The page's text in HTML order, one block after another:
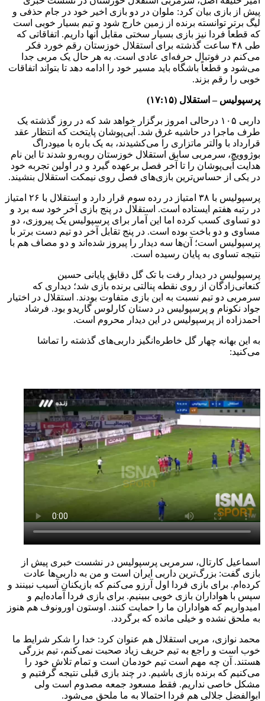
پیش از بازی بیان کرد: ملوان در دو بازی اخیر خود در جام حذفی و
لیگ برتر توانسته برنده از زمین خارج شود و تیم بسیار خوبی است
که قطعاً فردا نیز بازی بسیار سختی مقابل آنها داریم. اتفاقاتی که
طی ۴۸ ساعت گذشته برای استقلال خوزستان رقم خورد فکر
می‌کنم در فوتبال حرفه‌ای عادی است. به هر حال یک مربی جدا
می‌شود و قطعاً باشگاه باید مسیر خود را ادامه دهد تا بتواند اتفاقات
خوبی را رقم بزند.
پرسپولیس – استقلال (۱۷:۱۵)
داربی ۱۰۵ درحالی امروز برگزار خواهد شد که در روز گذشته یک
طرف ماجرا در حاشیه غرق شد. آبی‌پوشان پایتخت که انتظار عقد
قرارداد با والتر ماتزاری را می‌کشیدند، به یک باره با میودراگ
بوژوویچ، سرمربی سابق استقلال خوزستان روبه‌رو شدند تا این نام
هدایت آبی‌پوشان را تا آخر فصل برعهده گیرد و در اولین تجربه خود
در یکی از حساس‌ترین بازی‌های فصل روی نیمکت استقلال بنشیند.
پرسپولیس با ۳۸ امتیاز در رده سوم قرار دارد و استقلال با ۲۶ امتیاز
در رتبه هفتم ایستاده است. استقلال در پنج بازی آخر خود سه برد و
دو تساوی کسب کرده اما این آمار برای پرسپولیس یک پیروزی، دو
مساوی و دو باخت بوده است. در پنج تقابل آخر دو تیم دست برتر با
پرسپولیس است؛ آن‌ها سه دیدار را پیروز شده‌اند و دو مصاف هم با
نتیجه تساوی به پایان رسیده است.
پرسپولیس در دیدار رفت با تک گل دقایق پایانی حسین
کنعانی‌زادگان از روی نقطه پنالتی برنده بازی شد؛ دیداری که
سرمربی دو تیم نسبت به این بازی متفاوت بودند. استقلال در اختیار
جواد نکونام و پرسپولیس در دستان کارلوس گاریدو بود. فرشاد
احمدزاده از پرسپولیس در این دیدار محروم است.
به این بهانه چهار گل خاطره‌انگیز داربی‌های گذشته را تماشا
می‌کنید:
اسماعیل کارتال، سرمربی پرسپولیس در نشست خبری پیش از
بازی گفت: بزرگ‌ترین داربی ایران است و من به داربی‌ها عادت
کرده‌ام. برای بازی فردا اول آرزو می‌کنم که بازیکنان آسیب نبینند و
سپس با هواداران بازی خوبی ببینیم. برای بازی فردا آماده‌ایم و
امیدواریم که هواداران ما را حمایت کنند. اوستون اورونوف هم هنوز
به ملحق نشده و خیلی مانده که برگردد.
محمد نوازی، مربی استقلال هم عنوان کرد: خدا را شکر شرایط ما
خوب است و راجع به تیم حریف زیاد صحبت نمی‌کنم، تیم بزرگی
هستند. آن چه مهم است تیم خودمان است و تمام تلاش خود را
می‌کنیم که برنده بازی باشیم. در چند بازی قبلی نتیجه گرفتیم و
مشکل خاصی نداریم. فقط مسعود جمعه مصدوم است ولی
ابوالفضل جلالی هم فردا احتمالا به ما ملحق می‌شود.